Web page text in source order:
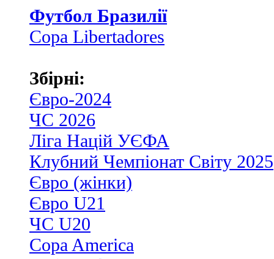
Футбол Бразилії
Copa Libertadores
Збірні:
Євро-2024
ЧС 2026
Ліга Націй УЄФА
Клубний Чемпіонат Світу 2025
Євро (жінки)
Євро U21
ЧС U20
Copa America